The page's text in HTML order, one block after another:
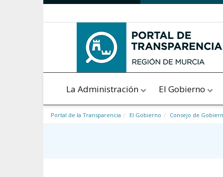
Saltar al contenido
La Administración El Gobierno
Portal de la Transparencia El Gobierno Consejo de